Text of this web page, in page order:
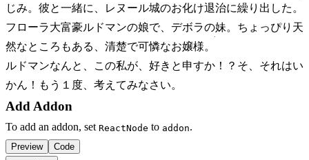
じみ。彼と一緒に、レヌール城のお化け退治に繰り出した。
フローラ大富豪ルドマンの娘で、デボラの妹。ちょっぴり天
然なところもある、清楚で可憐なお嬢様。
ルドマンなんと、この私が、好きと申すか！？そ、それはい
かん！もう１度、考えてみなさい。
Add Addon
To add an addon, set ReactNode to addon.
Preview Code